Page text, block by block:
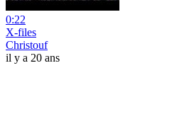
0:22
X-files
Christouf
il y a 20 ans